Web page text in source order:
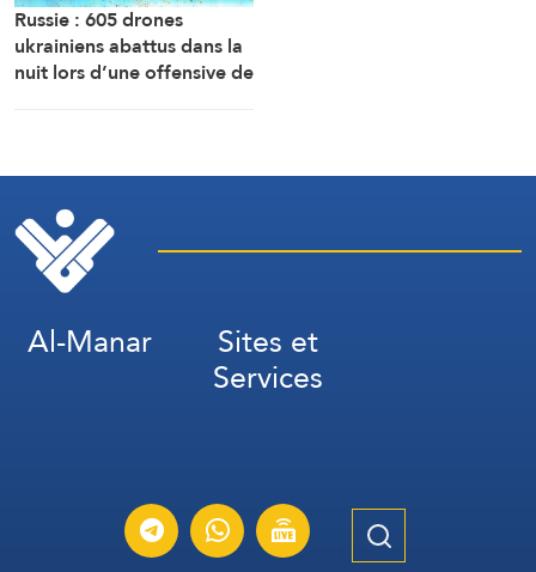
Russie : 605 drones
ukrainiens abattus dans la
nuit lors d’une offensive de
Al-Manar Sites et
Services